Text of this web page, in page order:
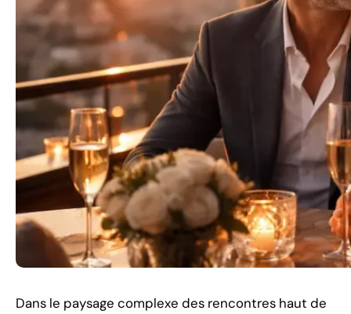
Dans le paysage complexe des rencontres haut de